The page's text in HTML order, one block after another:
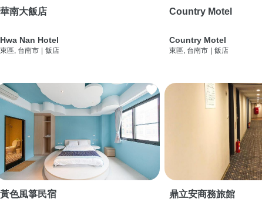
華南大飯店
Hwa Nan Hotel
東區, 台南市 飯店
Country Motel
Country Motel
東區, 台南市 飯店
黃色風箏民宿 鼎立安商務旅館